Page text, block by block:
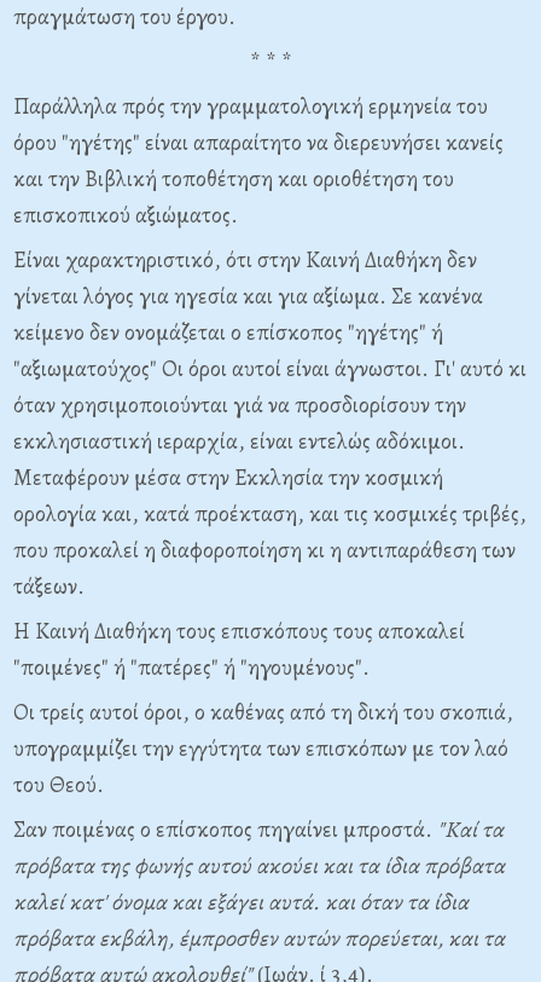
πραγμάτωση του έργου.
* * *
Παράλληλα πρός την γραμματολογική ερμηνεία του
όρου "ηγέτης" είναι απαραίτητο να διερευνήσει κανείς
και την Βιβλική τοποθέτηση και οριοθέτηση του
επισκοπικού αξιώματος.
Είναι χαρακτηριστικό, ότι στην Καινή Διαθήκη δεν
γίνεται λόγος για ηγεσία και για αξίωμα. Σε κανένα
κείμενο δεν ονομάζεται ο επίσκοπος "ηγέτης" ή
"αξιωματούχος" Οι όροι αυτοί είναι άγνωστοι. Γι' αυτό κι
όταν χρησιμοποιούνται γιά να προσδιορίσουν την
εκκλησιαστική ιεραρχία, είναι εντελώς αδόκιμοι.
Μεταφέρουν μέσα στην Εκκλησία την κοσμική
ορολογία και, κατά προέκταση, και τις κοσμικές τριβές,
που προκαλεί η διαφοροποίηση κι η αντιπαράθεση των
τάξεων.
Η Καινή Διαθήκη τους επισκόπους τους αποκαλεί
"ποιμένες" ή "πατέρες" ή "ηγουμένους".
Οι τρείς αυτοί όροι, ο καθένας από τη δική του σκοπιά,
υπογραμμίζει την εγγύτητα των επισκόπων με τον λαό
του Θεού.
Σαν ποιμένας ο επίσκοπος πηγαίνει μπροστά. "Καί τα
πρόβατα της φωνής αυτού ακούει και τα ίδια πρόβατα
καλεί κατ' όνομα και εξάγει αυτά. και όταν τα ίδια
πρόβατα εκβάλη, έμπροσθεν αυτών πορεύεται, και τα
πρόβατα αυτώ ακολουθεί"(Ιωάν. ί 3,4).